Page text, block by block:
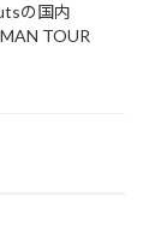
の国内
TOUR